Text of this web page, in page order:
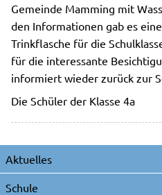
Gemeinde Mamming mit
den Informationen gab es
Trinkflasche für die
für die interessante
informiert wieder zurück zur
Die Schüler der Klasse 4a
Navigation
Aktuelles
Schule